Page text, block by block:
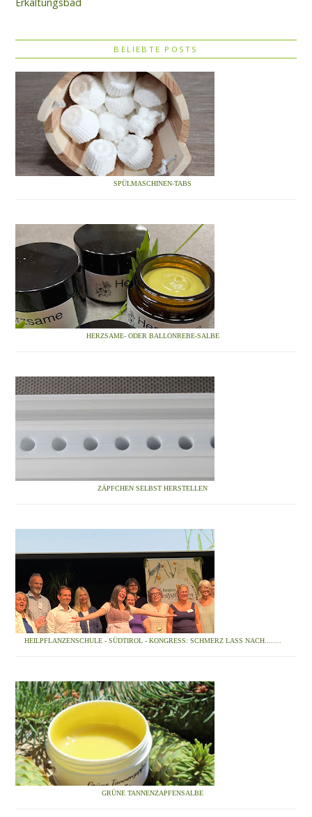
BELIEBTE POSTS
SPÜLMASCHINEN-TABS
HERZSAME- ODER BALLONREBE-SALBE
ZÄPFCHEN SELBST HERSTELLEN
HEILPFLANZENSCHULE - SÜDTIROL - KONGRESS: SCHMERZ LASS NACH........
GRÜNE TANNENZAPFENSALBE